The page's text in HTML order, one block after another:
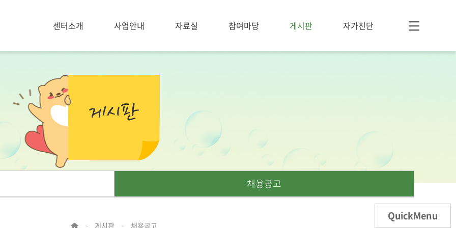
센터소개 사업안내 자료실 참여마당 게시판 자가진단
채용공고
> 게시판 > 채용공고
QuickMenu